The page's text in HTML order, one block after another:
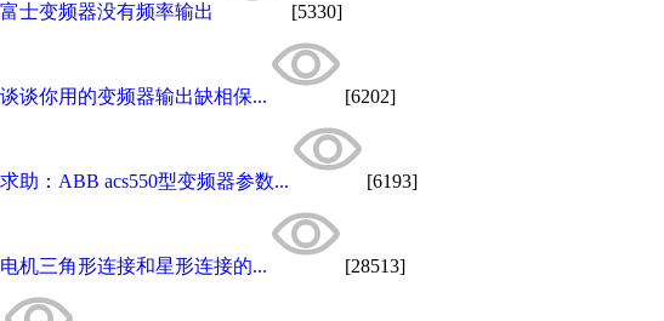
富士变频器没有频率输出 [5330]
谈谈你用的变频器输出缺相保... [6202]
求助：ABB acs550型变频器参数... [6193]
电机三角形连接和星形连接的... [28513]